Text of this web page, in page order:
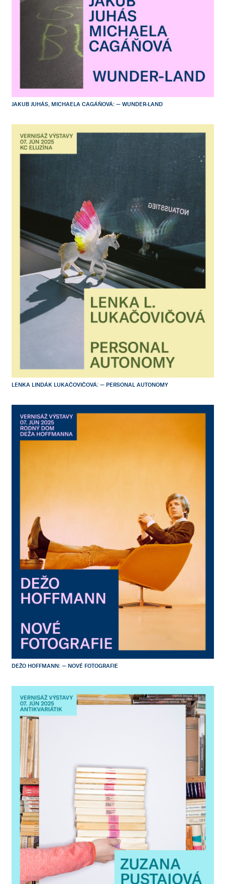
JAKUB JUHÁS, MICHAELA CAGÁŇOVÁ: — WUNDER-LAND
LENKA LINDÁK LUKAČOVIČOVÁ: — PERSONAL AUTONOMY
DEŽO HOFFMANN: — NOVÉ FOTOGRAFIE